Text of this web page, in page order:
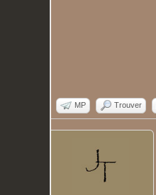
MP Trouver